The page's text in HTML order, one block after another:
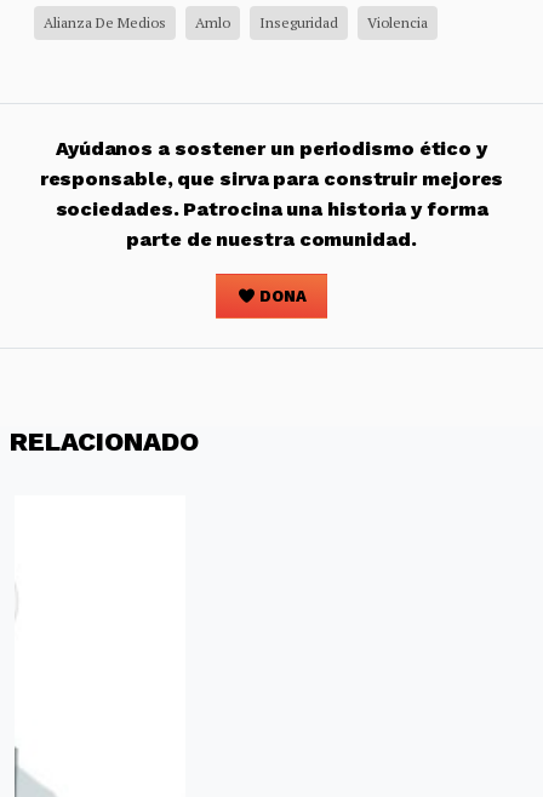
Alianza De Medios Amlo Inseguridad Violencia
Ayúdanos a sostener un periodismo ético y
responsable, que sirva para construir mejores
sociedades. Patrocina una historia y forma
parte de nuestra comunidad.
DONA
RELACIONADO